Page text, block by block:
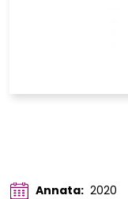
Annata: 2020